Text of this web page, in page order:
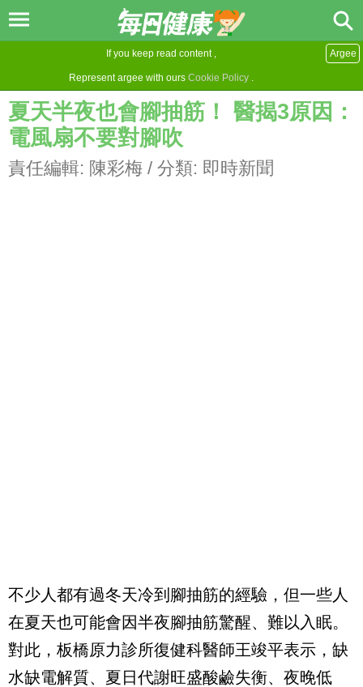
If you keep read content ,
Represent argee with ours Cookie Policy .
Argee
夏天半夜也會腳抽筋！ 醫揭3原因：
電風扇不要對腳吹
責任編輯: 陳彩梅 / 分類: 即時新聞
不少人都有過冬天冷到腳抽筋的經驗，但一些人
在夏天也可能會因半夜腳抽筋驚醒、難以入眠。
對此，板橋原力診所復健科醫師王竣平表示，缺
水缺電解質、夏日代謝旺盛酸鹼失衡、夜晚低